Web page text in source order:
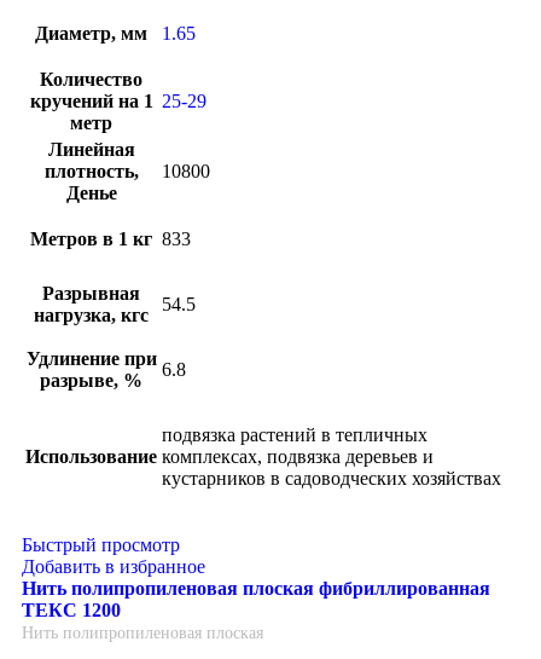
Диаметр, мм 1.65
Количество
кручений на 1
метр
25-29
Линейная
плотность,
Денье
10800
Метров в 1 кг 833
Разрывная
нагрузка, кгс
54.5
Удлинение при
разрыве, %
6.8
Использование
подвязка растений в тепличных
комплексах, подвязка деревьев и
кустарников в садоводческих хозяйствах
Быстрый просмотр
Добавить в избранное
Нить полипропиленовая плоская фибриллированная
ТЕКС 1200
Нить полипропиленовая плоская